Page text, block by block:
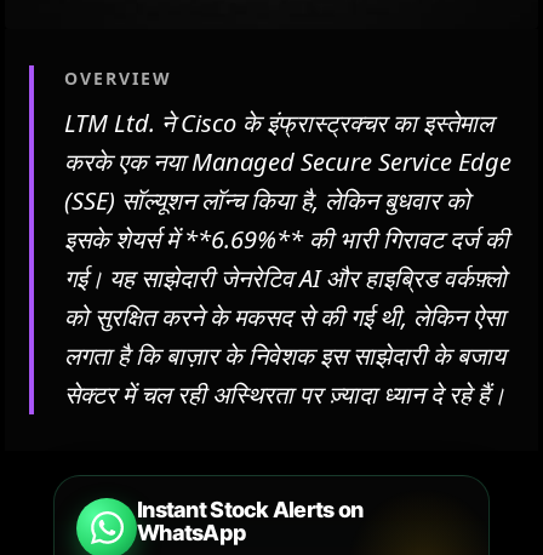
OVERVIEW
LTM Ltd. ने Cisco के इंफ्रास्ट्रक्चर का इस्तेमाल
करके एक नया Managed Secure Service Edge
(SSE) सॉल्यूशन लॉन्च किया है, लेकिन बुधवार को
इसके शेयर्स में **6.69%** की भारी गिरावट दर्ज की
गई। यह साझेदारी जेनरेटिव AI और हाइब्रिड वर्कफ़्लो
को सुरक्षित करने के मकसद से की गई थी, लेकिन ऐसा
लगता है कि बाज़ार के निवेशक इस साझेदारी के बजाय
सेक्टर में चल रही अस्थिरता पर ज़्यादा ध्यान दे रहे हैं।
Instant Stock Alerts on
WhatsApp